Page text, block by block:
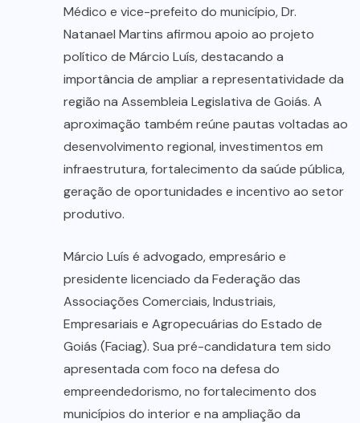
Médico e vice-prefeito do município, Dr.
Natanael Martins afirmou apoio ao projeto
político de Márcio Luís, destacando a
importância de ampliar a representatividade da
região na Assembleia Legislativa de Goiás. A
aproximação também reúne pautas voltadas ao
desenvolvimento regional, investimentos em
infraestrutura, fortalecimento da saúde pública,
geração de oportunidades e incentivo ao setor
produtivo.
Márcio Luís é advogado, empresário e
presidente licenciado da Federação das
Associações Comerciais, Industriais,
Empresariais e Agropecuárias do Estado de
Goiás (Faciag). Sua pré-candidatura tem sido
apresentada com foco na defesa do
empreendedorismo, no fortalecimento dos
municípios do interior e na ampliação da